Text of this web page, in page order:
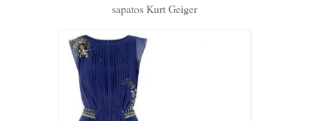
sapatos Kurt Geiger